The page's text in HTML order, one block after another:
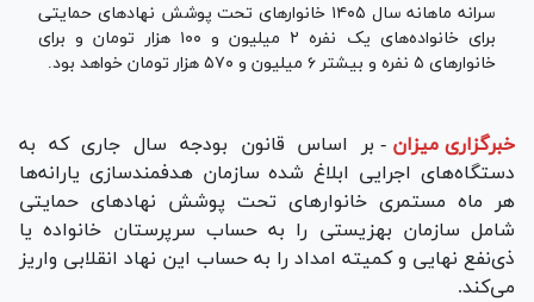
سرانه ماهانه سال ۱۴۰۵ خانوار‌های تحت پوشش نهاد‌های حمایتی
برای خانواده‌های یک نفره ۲ میلیون و ۱۰۰ هزار تومان و برای
خانوار‌های ۵ نفره و بیشتر ۶ میلیون و ۵۷۰ هزار تومان خواهد بود.
خبرگزاری میزان - بر اساس قانون بودجه سال جاری که به
دستگاه‌های اجرایی ابلاغ شده سازمان هدفمندسازی یارانه‌ها
هر ماه مستمری خانوار‌های تحت پوشش نهاد‌های حمایتی
شامل سازمان بهزیستی را به حساب سرپرستان خانواده یا
ذی‌نفع نهایی و کمیته امداد را به حساب این نهاد انقلابی واریز
می‌کند.